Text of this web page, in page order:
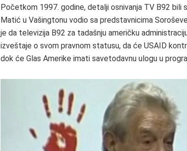
Početkom 1997. godine, detalji osnivanja TV B92 bili
Matić u Vašingtonu vodio sa predstavnicima
je da televizija B92 za tadašnju američku
izveštaje o svom pravnom statusu, da će USAID
dok će Glas Amerike imati savetodavnu ulogu u